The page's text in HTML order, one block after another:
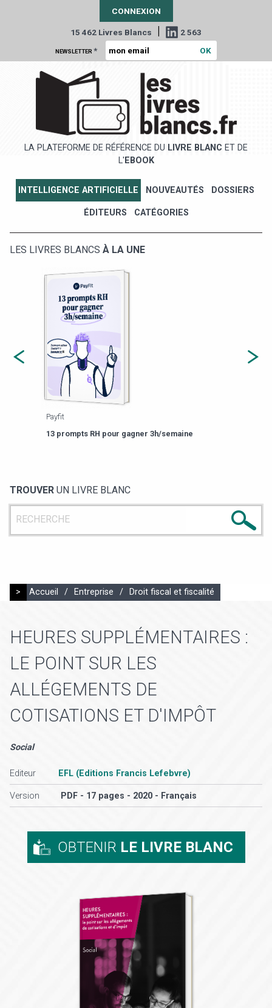
CONNEXION
15 462 Livres Blancs | 2 563
NEWSLETTER *
LA PLATEFORME DE RÉFÉRENCE DU LIVRE BLANC ET DE
L' EBOOK
INTELLIGENCE ARTIFICIELLE NOUVEAUTÉS DOSSIERS
ÉDITEURS CATÉGORIES
LES LIVRES BLANCS À LA UNE
Payfit
13 prompts RH pour gagner 3h/semaine
TROUVER UN LIVRE BLANC
> Accueil / Entreprise / Droit fiscal et fiscalité
HEURES SUPPLÉMENTAIRES :
LE POINT SUR LES
ALLÉGEMENTS DE
COTISATIONS ET D'IMPÔT
Social
Editeur EFL (Editions Francis Lefebvre)
Version PDF - 17 pages - 2020 - Français
OBTENIR LE LIVRE BLANC